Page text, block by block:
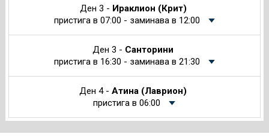
Ден 3 - Ираклион (Крит)
пристига в 07:00 - заминава в 12:00
Ден 3 - Санторини
пристига в 16:30 - заминава в 21:30
Ден 4 -Атина (Лаврион)
пристига в 06:00